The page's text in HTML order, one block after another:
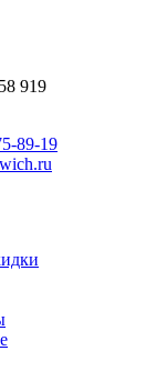
919
89-19